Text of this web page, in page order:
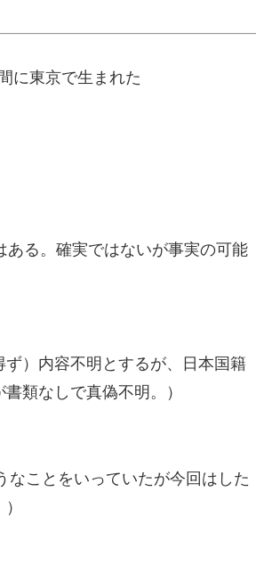
に東京で生まれた
ある。確実ではないが事実の可能
ず）内容不明とするが、日本国籍
類なしで真偽不明。）
なことをいっていたが今回はした